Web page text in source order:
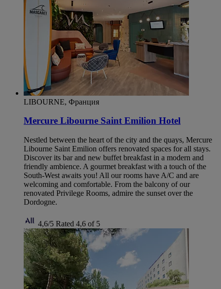
LIBOURNE, Франция
Mercure Libourne Saint Emilion Hotel
Nestled between the heart of the city and the quays, Mercure
Libourne Saint Emilion offers renovated spaces for all stays.
Discover its bar and new buffet breakfast in a modern and
friendly ambience. A gourmet breakfast with a touch of the
South-West awaits you! All our rooms have A/C and are
welcoming and comfortable. From the balcony of our
renovated Privilege Rooms, admire the sunset over the
Dordogne.
4,6/5 Rated 4,6 of 5